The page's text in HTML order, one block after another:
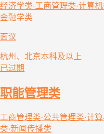
经济学类·工商管理类·计算
金融学类
面议
杭州、北京本科及以上
已过期
职能管理类
工商管理类·公共管理类·计
类·新闻传播类